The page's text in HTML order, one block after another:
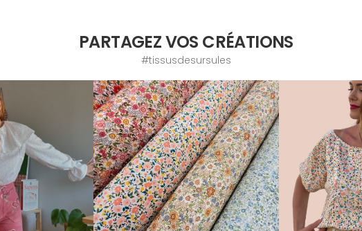
PARTAGEZ VOS CRÉATIONS
#tissusdesursules